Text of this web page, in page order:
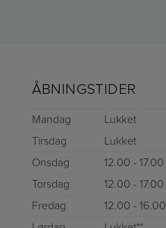
ÅBNINGSTIDER
Mandag
Lukket
Tirsdag
Lukket
Onsdag
12.00 - 17.00
Torsdag
12.00 - 17.00
Fredag
12.00 - 16.00